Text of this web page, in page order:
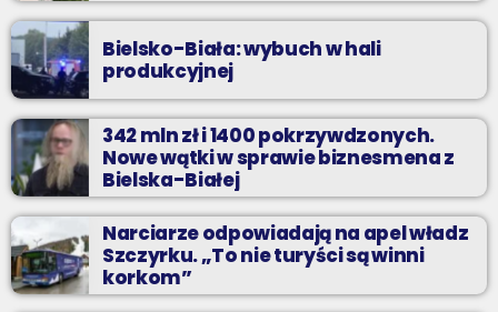
Bielsko-Biała: wybuch w hali
produkcyjnej
342 mln zł i 1400 pokrzywdzonych.
Nowe wątki w sprawie biznesmena z
Bielska-Białej
Narciarze odpowiadają na apel władz
Szczyrku. „To nie turyści są winni
korkom”